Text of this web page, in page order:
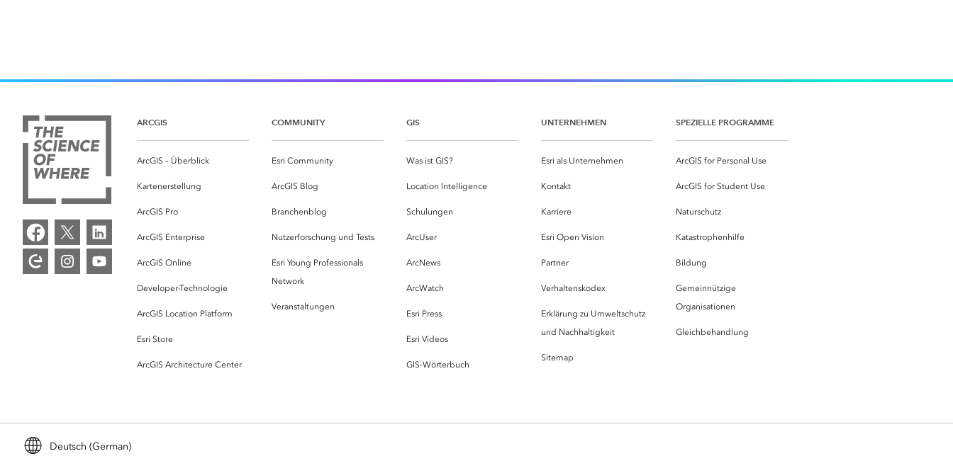
ARCGIS
ArcGIS – Überblick
Kartenerstellung
ArcGIS Pro
ArcGIS Enterprise
ArcGIS Online
Developer-Technologie
ArcGIS Location Platform
Esri Store
ArcGIS Architecture Center
COMMUNITY
Esri Community
ArcGIS Blog
Branchenblog
Nutzerforschung und Tests
Esri Young Professionals
Network
Veranstaltungen
GIS
Was ist GIS?
Location Intelligence
Schulungen
ArcUser
ArcNews
ArcWatch
Esri Press
Esri Videos
GIS-Wörterbuch
UNTERNEHMEN
Esri als Unternehmen
Kontakt
Karriere
Esri Open Vision
Partner
Verhaltenskodex
Erklärung zu Umweltschutz
und Nachhaltigkeit
Sitemap
SPEZIELLE PROGRAMME
ArcGIS for Personal Use
ArcGIS for Student Use
Naturschutz
Katastrophenhilfe
Bildung
Gemeinnützige
Organisationen
Gleichbehandlung
Deutsch (German)